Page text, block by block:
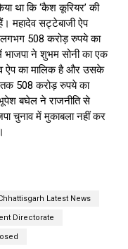
था कि ‘कैश कूरियर’ की
महादेव सट्टेबाजी ऐप
508 करोड़ रुपये का
भाजपा ने शुभम सोनी का एक
ऐप का मालिक है और उसके
508 करोड़ रुपये का
बघेल ने राजनीति से
चुनाव में मुकाबला नहीं कर
Latest News
Directorate